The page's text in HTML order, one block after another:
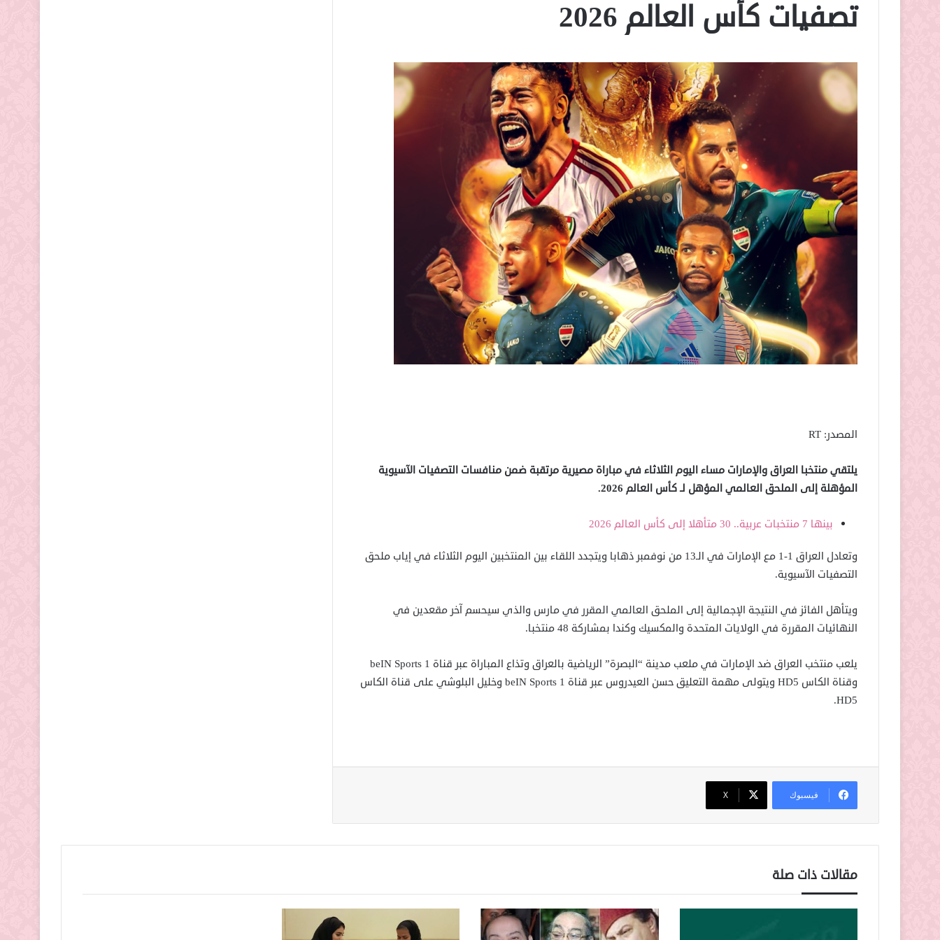
تصفيات كأس العالم 2026
المصدر: RT
يلتقي منتخبا العراق والإمارات مساء اليوم الثلاثاء في مباراة مصيرية مرتقبة ضمن منافسات التصفيات الآسيوية
المؤهلة إلى الملحق العالمي المؤهل لـ كأس العالم 2026.
بينها 7 منتخبات عربية.. 30 متأهلا إلى كأس العالم 2026
وتعادل العراق 1-1 مع الإمارات في الـ13 من نوفمبر ذهابا ويتجدد اللقاء بين المنتخبين اليوم الثلاثاء في إياب ملحق
التصفيات الآسيوية.
ويتأهل الفائز في النتيجة الإجمالية إلى الملحق العالمي المقرر في مارس والذي سيحسم آخر مقعدين في
النهائيات المقررة في الولايات المتحدة والمكسيك وكندا بمشاركة 48 منتخبا.
يلعب منتخب العراق ضد الإمارات في ملعب مدينة “البصرة” الرياضية بالعراق وتذاع المباراة عبر قناة beIN Sports 1
وقناة الكاس HD5 ويتولى مهمة التعليق حسن العيدروس عبر قناة beIN Sports 1 وخليل البلوشي على قناة الكاس
HD5.
فيسبوك ‫X
مقالات ذات صلة